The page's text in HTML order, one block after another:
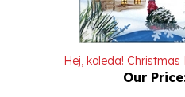
Hej, koleda! Christmas
Our